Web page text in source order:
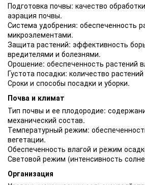
Подготовка почвы: качество
аэрация почвы.
Система удобрения: обеспеченность
микроэлементами.
Защита растений: эффективность
вредителями и болезнями.
Орошение: обеспеченность растений
Густота посадки: количество
Сроки и способы посадки и уборки.
Почва и климат
Тип почвы и ее плодородие:
механический состав.
Температурный режим:
вегетации.
Обеспеченность влагой и режим
Световой режим (интенсивность
Организация